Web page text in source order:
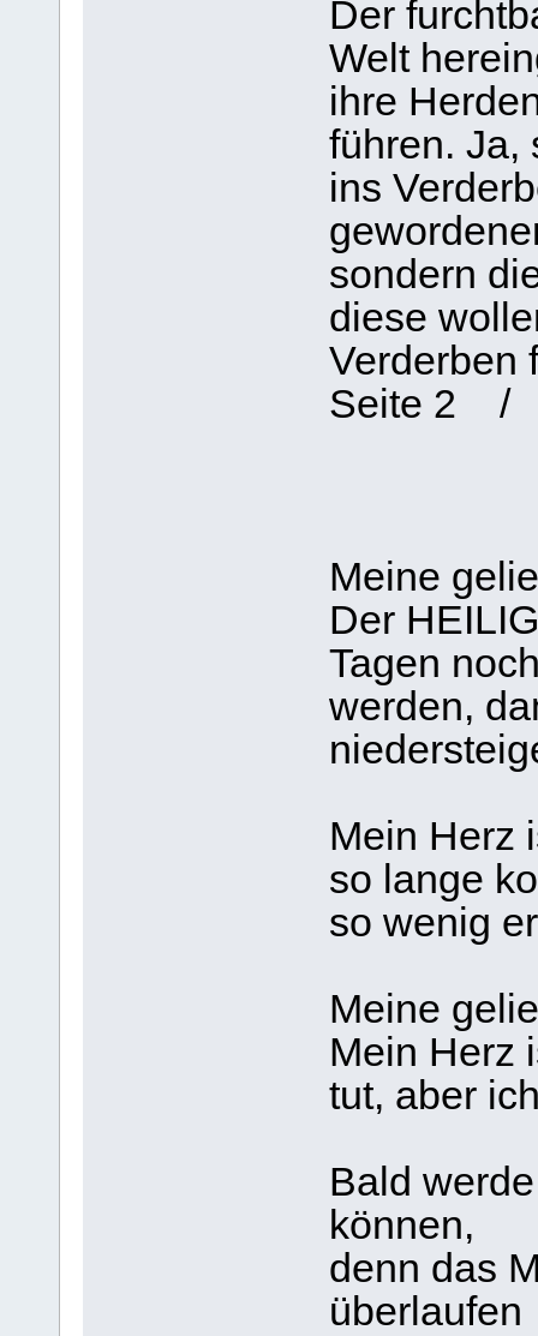
Der
Welt
ihre
führen. Ja,
ins
sondern
diese
Verderben
Seite 2 /
Meine
Der
Tagen
werden,
Mein Herz
so lange
so wenig
Meine
Mein Herz
tut, aber
Bald
können,
denn das